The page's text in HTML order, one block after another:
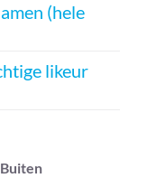
(hele
likeur